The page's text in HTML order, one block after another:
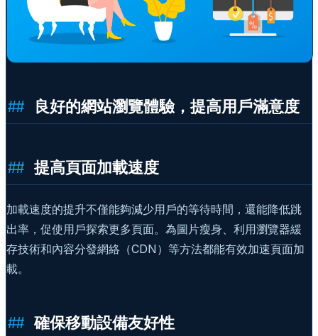
良好的網站瀏覽體驗，提高用戶滿意度
提高頁面加載速度
加載速度的提升不僅能夠減少用戶的等待時間，還能降低跳
出率，促使用戶探索更多頁面。為圖片瘦身、利用瀏覽器緩
存技術和內容分發網絡（CDN）等方法都能有效加速頁面加
載。
確保移動設備友好性